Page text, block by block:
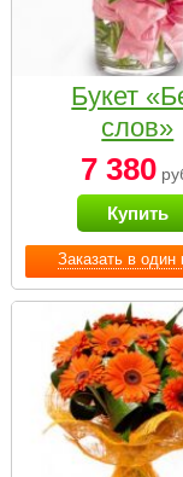
Заказать в один
Букет
слов»
7 380
Купить